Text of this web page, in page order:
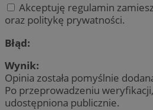
Akceptuję regulamin
oraz politykę prywatności.
Błąd:
Wynik:
Opinia została pomyślnie
Po przeprowadzeniu
udostępniona publicznie.